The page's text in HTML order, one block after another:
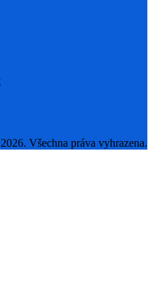
Všechna práva vyhrazena.